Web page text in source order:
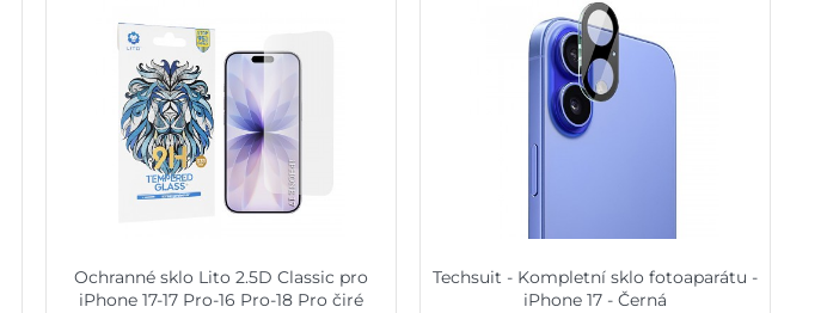
Ochranné sklo Lito 2.5D Classic pro
iPhone 17-17 Pro-16 Pro-18 Pro čiré
Techsuit - Kompletní sklo fotoaparátu -
iPhone 17 - Černá